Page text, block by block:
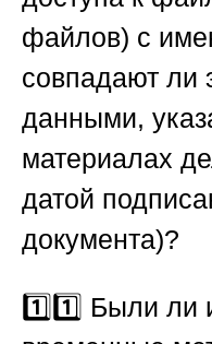
файлов) с
совпадают ли
данными,
материалах
датой
документа)?
1️⃣1️⃣ Были ли